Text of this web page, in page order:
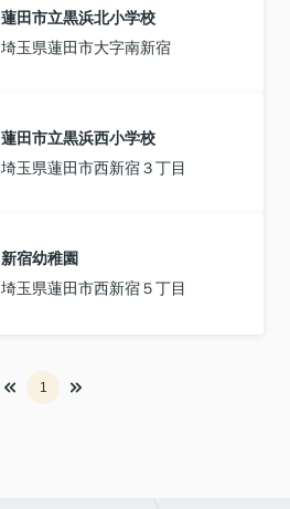
蓮田市立黒浜北小学校
埼玉県蓮田市大字南新宿
蓮田市立黒浜西小学校
埼玉県蓮田市西新宿３丁目
新宿幼稚園
埼玉県蓮田市西新宿５丁目
1